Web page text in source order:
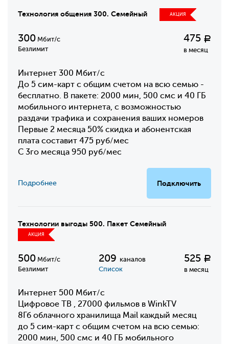
Технология общения 300. Семейный АКЦИЯ
300 Мбит/с
Безлимит
475 Р
в месяц
Интернет 300 Мбит/с
До 5 сим-карт с общим счетом на всю семью -
бесплатно. В пакете: 2000 мин, 500 смс и 40 ГБ
мобильного интернета, с возможностью
раздачи трафика и сохранения ваших номеров
Первые 2 месяца 50% скидка и абонентская
плата составит 475 руб/мес
С 3го месяца 950 руб/мес
Подключить
Подробнее
Технологии выгоды 500. Пакет Семейный
АКЦИЯ
500 Мбит/с
Безлимит
209 каналов
Список
525 Р
в месяц
Интернет 500 Мбит/с
Цифровое ТВ , 27000 фильмов в WinkTV
8Гб облачного хранилища Mail каждый месяц
до 5 сим-карт с общим счетом на всю семью:
2000 мин, 500 смс и 40 ГБ мобильного